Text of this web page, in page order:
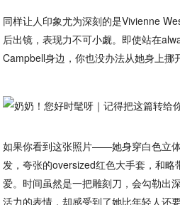
同样让人印象尤为深刻的是Vivienne
后出镜，表现力不可小觑。即使站在
Campbell身边，你也没办法从她身上挪
如果你看到这张照片——她身穿白色立
发，夸张的oversized红色大手套，和
爱。时间虽然是一把雕刻刀，会勾勒出
活力的表情，却感受到了她比年轻人还